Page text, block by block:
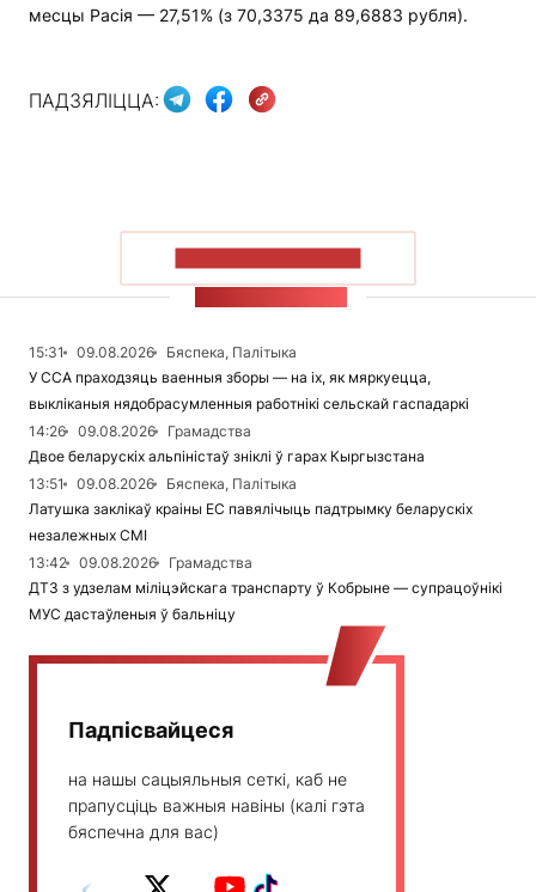
месцы Расія — 27,51% (з 70,3375 да 89,6883 рубля).
ПАДЗЯЛІЦЦА:
15:31 09.08.2026
Бяспека, Палітыка
У ССА праходзяць ваенныя зборы — на іх, як мяркуецца,
выкліканыя нядобрасумленныя работнікі сельскай гаспадаркі
14:26
09.08.2026
Грамадства
Двое беларускіх альпіністаў зніклі ў гарах Кыргызстана
13:51
09.08.2026
Бяспека, Палітыка
Латушка заклікаў краіны ЕС павялічыць падтрымку беларускіх
незалежных СМІ
13:42
09.08.2026
Грамадства
ДТЗ з удзелам міліцэйскага транспарту ў Кобрыне — супрацоўнікі
МУС дастаўленыя ў бальніцу
Падпісвайцеся
на нашы сацыяльныя сеткі, каб не
прапусціць важныя навіны (калі гэта
бяспечна для вас)